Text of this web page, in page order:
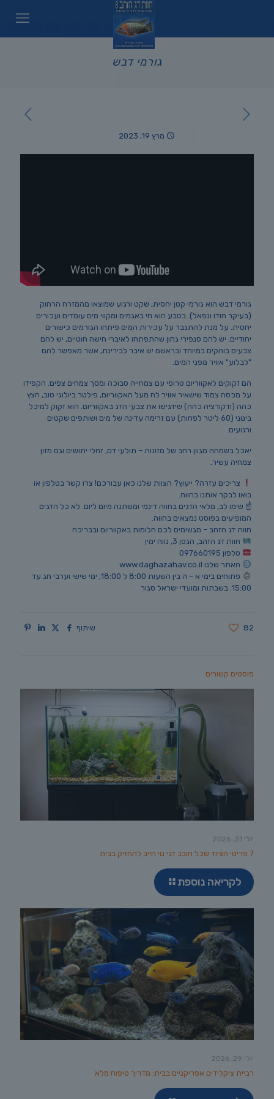
גורמי דבש
מרץ 19, 2023
גורמי דבש הוא גורמי קטן יחסית, שקט ורגוע שמוצאו מהמזרח הרחוק
(בעיקר הודו ונפאל). בטבע הוא חי באגמים ומקווי מים עומדים ועכורים
יחסית. על מנת להתגבר על עכירות המים פיתחו הגורמים כישורים
יחודיים: יש להם סנפירי גחון שהתפתחו לאיברי חישה חוטיים, יש להם
צבעים בוהקים במיוחד ובראשם יש איבר לבירינת, אשר מאפשר להם
"לבלוע" אוויר מפני המים.
הם זקוקים לאקווריום טרופי עם צמחייה סבוכה ומסך צמחים צפים. הקפידו
על מכסה צמוד שישאיר אוויר לח מעל האקווריום, פילטר ביולוגי טוב, חצץ
כהה (ודקורציה כהה) שידגישו את צבעי הדג באקווריום. הוא זקוק למיכל
בינוני (60 ליטר לפחות) עם זרימה עדינה של מים ושותפים שקטים
ורגועים.
יאכל בשמחה מגוון רחב של מזונות – תולעי דם, זחלי יתושים וגם מזון
צמחיה עשיר.
צריכים עזרה? ייעוץ? הצוות שלנו כאן עבורכם! צרו קשר בטלפון או
בואו לבקר אותנו בחווה.
☝️ שימו לב, מלאי הדגים בחווה דינמי ומשתנה מיום ליום. לא כל הדגים
המופיעים בפוסט נמצאים בחווה.
חוות דג הזהב – מגשימים לכם חלומות באקווריום ובבריכה
חוות דג הזהב, הגפן 3, נווה ימין
טלפון 097660195
האתר שלנו www.daghazahav.co.il
פתוחים בימי א – ה בין השעות 8:00 ל 18:00, ימי שישי וערבי חג עד
15:00. בשבתות ומועדי ישראל סגור
שיתוף 82
פוסטים קשורים
יולי 31, 2026
7 פריטי הציוד שכל חובב דגי נוי חייב להחזיק בבית
לקריאה נוספת
יולי 29, 2026
רביית ציקלידים אפריקניים בבית: מדריך טיפוח מלא